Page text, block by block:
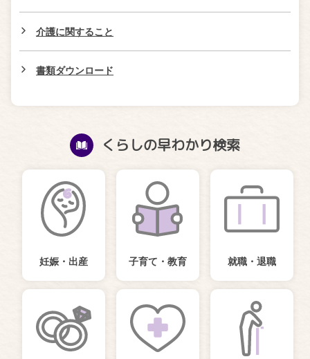
介護に関すること
書類ダウンロード
くらしの早わかり検索
妊娠・出産 子育て・教育 就職・退職